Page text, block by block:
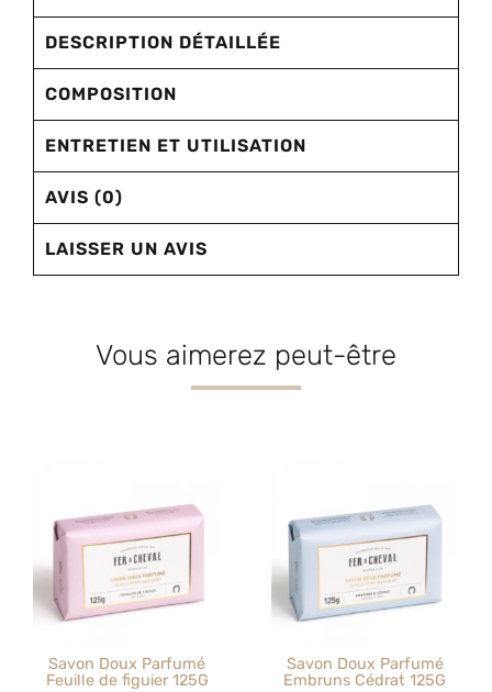
DESCRIPTION DÉTAILLÉE
COMPOSITION
ENTRETIEN ET UTILISATION
AVIS (0)
LAISSER UN AVIS
Vous aimerez peut-être
Savon Doux Parfumé
Feuille de figuier 125G
Savon Doux Parfumé
Embruns Cédrat 125G